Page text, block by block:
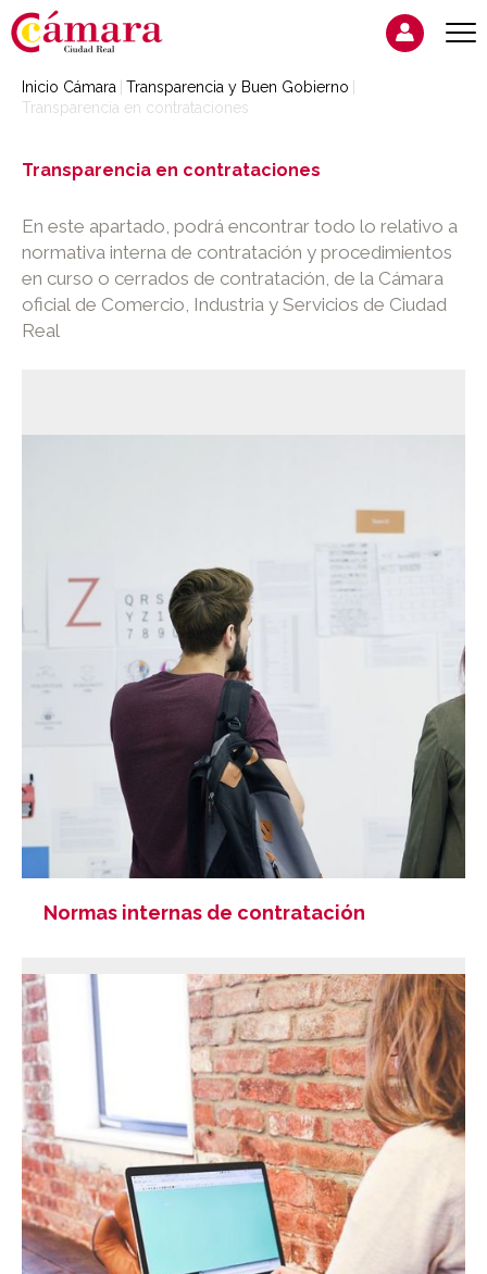
Inicio Cámara
Transparencia y Buen Gobierno
Transparencia en contrataciones
Transparencia en contrataciones
En este apartado, podrá encontrar todo lo relativo a
normativa interna de contratación y procedimientos
en curso o cerrados de contratación, de la Cámara
oficial de Comercio, Industria y Servicios de Ciudad
Real
Normas internas de contratación